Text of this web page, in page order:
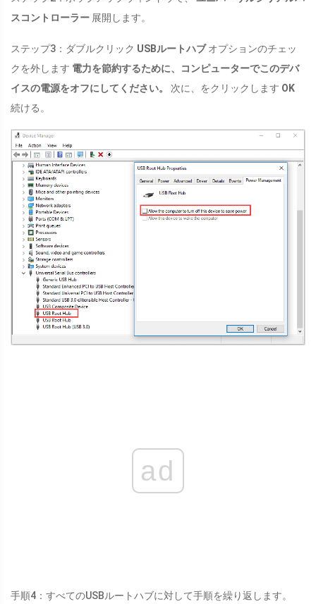
スコントローラー 展開します。
ステップ3：ダブルクリック USBルートハブオプションのチェッ
クを外します 電力を節約するために、コンピューターでこのデバ
イスの電源をオフにしてください。
次に、をクリックします OK
続ける。
ad
手順4：すべてのUSBルートハブに対して手順を繰り返します。